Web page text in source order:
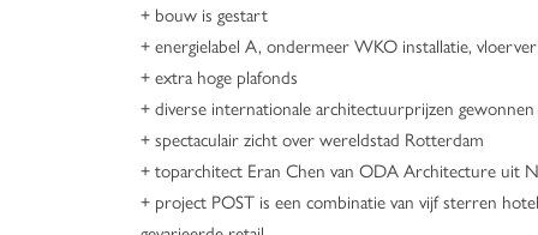
+ bouw is gestart
+ energielabel A, ondermeer WKO installatie,
+ extra hoge plafonds
+ diverse internationale architectuurprijzen gewonnen
+ spectaculair zicht over wereldstad Rotterdam
+ toparchitect Eran Chen van ODA Architecture uit
+ project POST is een combinatie van vijf sterren